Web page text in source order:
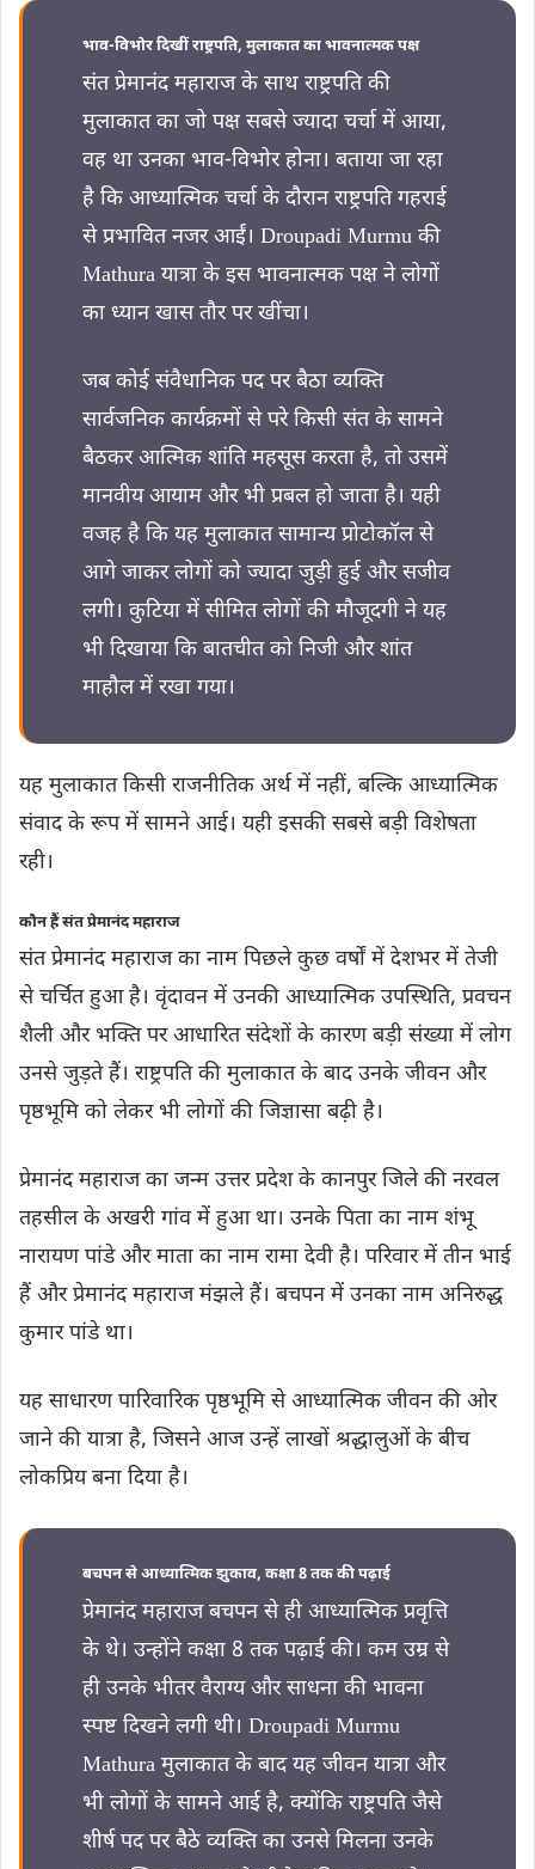
भाव-विभोर दिखीं राष्ट्रपति, मुलाकात का भावनात्मक पक्ष
संत प्रेमानंद महाराज के साथ राष्ट्रपति की
मुलाकात का जो पक्ष सबसे ज्यादा चर्चा में आया,
वह था उनका भाव-विभोर होना। बताया जा रहा
है कि आध्यात्मिक चर्चा के दौरान राष्ट्रपति गहराई
से प्रभावित नजर आईं। Droupadi Murmu की
Mathura यात्रा के इस भावनात्मक पक्ष ने लोगों
का ध्यान खास तौर पर खींचा।
जब कोई संवैधानिक पद पर बैठा व्यक्ति
सार्वजनिक कार्यक्रमों से परे किसी संत के सामने
बैठकर आत्मिक शांति महसूस करता है, तो उसमें
मानवीय आयाम और भी प्रबल हो जाता है। यही
वजह है कि यह मुलाकात सामान्य प्रोटोकॉल से
आगे जाकर लोगों को ज्यादा जुड़ी हुई और सजीव
लगी। कुटिया में सीमित लोगों की मौजूदगी ने यह
भी दिखाया कि बातचीत को निजी और शांत
माहौल में रखा गया।
यह मुलाकात किसी राजनीतिक अर्थ में नहीं, बल्कि आध्यात्मिक
संवाद के रूप में सामने आई। यही इसकी सबसे बड़ी विशेषता
रही।
कौन हैं संत प्रेमानंद महाराज
संत प्रेमानंद महाराज का नाम पिछले कुछ वर्षों में देशभर में तेजी
से चर्चित हुआ है। वृंदावन में उनकी आध्यात्मिक उपस्थिति, प्रवचन
शैली और भक्ति पर आधारित संदेशों के कारण बड़ी संख्या में लोग
उनसे जुड़ते हैं। राष्ट्रपति की मुलाकात के बाद उनके जीवन और
पृष्ठभूमि को लेकर भी लोगों की जिज्ञासा बढ़ी है।
प्रेमानंद महाराज का जन्म उत्तर प्रदेश के कानपुर जिले की नरवल
तहसील के अखरी गांव में हुआ था। उनके पिता का नाम शंभू
नारायण पांडे और माता का नाम रामा देवी है। परिवार में तीन भाई
हैं और प्रेमानंद महाराज मंझले हैं। बचपन में उनका नाम अनिरुद्ध
कुमार पांडे था।
यह साधारण पारिवारिक पृष्ठभूमि से आध्यात्मिक जीवन की ओर
जाने की यात्रा है, जिसने आज उन्हें लाखों श्रद्धालुओं के बीच
लोकप्रिय बना दिया है।
बचपन से आध्यात्मिक झुकाव, कक्षा 8 तक की पढ़ाई
प्रेमानंद महाराज बचपन से ही आध्यात्मिक प्रवृत्ति
के थे। उन्होंने कक्षा 8 तक पढ़ाई की। कम उम्र से
ही उनके भीतर वैराग्य और साधना की भावना
स्पष्ट दिखने लगी थी। Droupadi Murmu
Mathura मुलाकात के बाद यह जीवन यात्रा और
भी लोगों के सामने आई है, क्योंकि राष्ट्रपति जैसे
शीर्ष पद पर बैठे व्यक्ति का उनसे मिलना उनके